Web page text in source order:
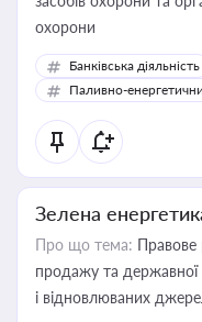
охорони
Банківська діяльність
Паливно-
Зелена
Про що тема: Правове
продажу та державної
і відновлюваних